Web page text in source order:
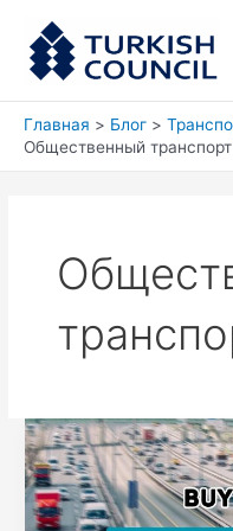
содержимому
Главная Блог
Общественный транспорт
Раскрытие
секретов
покупки
и